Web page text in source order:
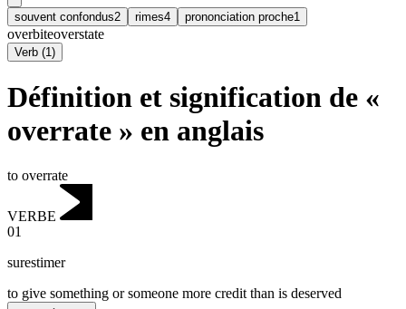
souvent confondus2 rimes4 prononciation proche1
overbiteoverstate
Verb (1)
Définition et signification de «
overrate » en anglais
to overrate
VERBE
01
surestimer
to give something or someone more credit than is deserved